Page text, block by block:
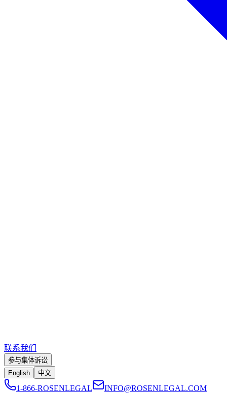
联系我们
参与集体诉讼
English
中文
1-866-ROSENLEGAL INFO@ROSENLEGAL.COM